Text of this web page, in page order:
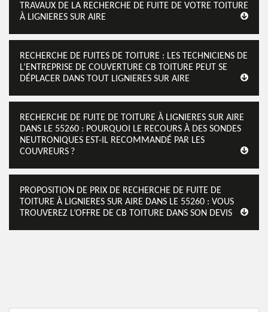
TRAVAUX DE LA RECHERCHE DE FUITE DE VOTRE TOITURE
À LIGNIERES SUR AIRE
RECHERCHE DE FUITES DE TOITURE : LES TECHNICIENS DE
L’ENTREPRISE DE COUVERTURE CB TOITURE PEUT SE
DÉPLACER DANS TOUT LIGNIERES SUR AIRE
RECHERCHE DE FUITE DE TOITURE À LIGNIERES SUR AIRE
DANS LE 55260 : POURQUOI LE RECOURS À DES SONDES
NEUTRONIQUES EST-IL RECOMMANDÉ PAR LES
COUVREURS ?
PROPOSITION DE PRIX DE RECHERCHE DE FUITE DE
TOITURE À LIGNIERES SUR AIRE DANS LE 55260 : VOUS
TROUVEREZ L’OFFRE DE CB TOITURE DANS SON DEVIS